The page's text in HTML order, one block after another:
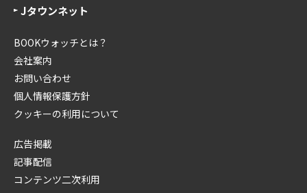
Jタウンネット
BOOKウォッチとは？
会社案内
お問い合わせ
個人情報保護方針
クッキーの利用について
広告掲載
記事配信
コンテンツ二次利用